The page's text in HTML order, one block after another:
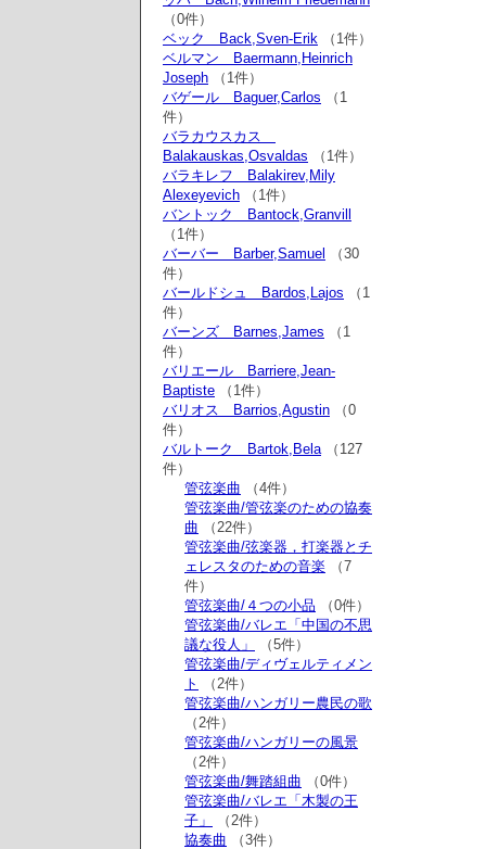
（0件）
ベック Back,Sven-Erik （1件）
ベルマン Baermann,Heinrich
Joseph （1件）
バゲール Baguer,Carlos （1
件）
バラカウスカス
Balakauskas,Osvaldas （1件）
バラキレフ Balakirev,Mily
Alexeyevich （1件）
バントック Bantock,Granvill
（1件）
バーバー Barber,Samuel
（30
件）
バールドシュ Bardos,Lajos （1
件）
バーンズ Barnes,James （1
件）
バリエール Barriere,Jean-
Baptiste （1件）
バリオス Barrios,Agustin （0
件）
バルトーク Bartok,Bela（127
件）
管弦楽曲 （4件）
管弦楽曲/管弦楽のための協奏
曲 （22件）
管弦楽曲/弦楽器，打楽器とチ
ェレスタのための音楽 （7
件）
管弦楽曲/４つの小品 （0件）
管弦楽曲/バレエ「中国の不思
議な役人」
（5件）
管弦楽曲/ディヴェルティメン
ト
（2件）
管弦楽曲/ハンガリー農民の歌
（2件）
管弦楽曲/ハンガリーの風景
（2件）
管弦楽曲/舞踏組曲 （0件）
管弦楽曲/バレエ「木製の王
子」
（2件）
協奏曲 （3件）